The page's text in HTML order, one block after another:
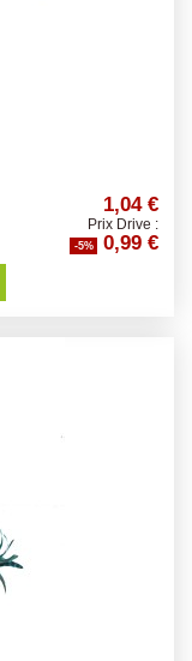
1,04 €
Prix Drive :
-5% 0,99 €